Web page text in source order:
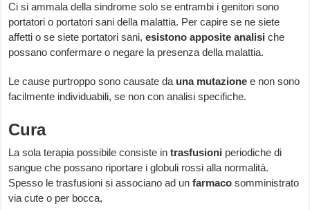
Ci si ammala della sindrome solo se entrambi i genitori sono
portatori o portatori sani della malattia. Per capire se ne siete
affetti o se siete portatori sani,esistono apposite analisi che
possano confermare o negare la presenza della malattia.
Le cause purtroppo sono causate da una mutazione e non sono
facilmente individuabili, se non con analisi specifiche.
Cura
La sola terapia possibile consiste intrasfusioni periodiche di
sangue che possano riportare i globuli rossi alla normalità.
Spesso le trasfusioni si associano ad unfarmaco somministrato
via cute o per bocca,